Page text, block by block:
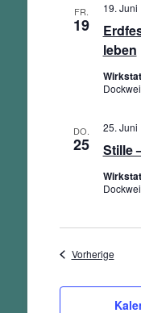
FR.
19
leben
19. Juni
DO.
25 Stille
25. Juni
Vorherige